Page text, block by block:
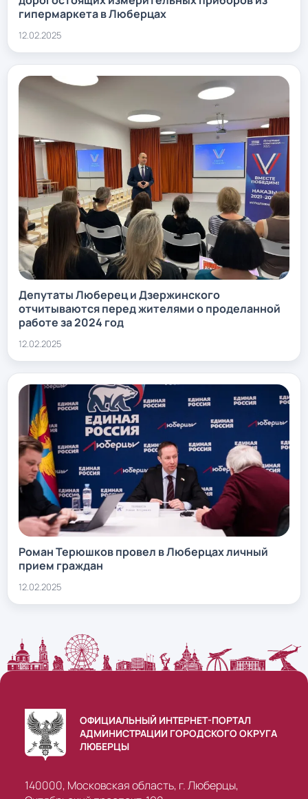
гипермаркета в Люберцах
12.02.2025
Депутаты Люберец и Дзержинского
отчитываются перед жителями о проделанной
работе за 2024 год
12.02.2025
Роман Терюшков провел в Люберцах личный
прием граждан
12.02.2025
ОФИЦИАЛЬНЫЙ ИНТЕРНЕТ-ПОРТАЛ
АДМИНИСТРАЦИИ ГОРОДСКОГО ОКРУГА
ЛЮБЕРЦЫ
140000, Московская область, г. Люберцы,